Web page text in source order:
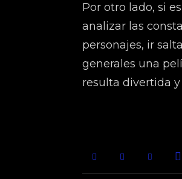
Por otro lado, si
analizar las
personajes, ir
generales una
resulta divertida